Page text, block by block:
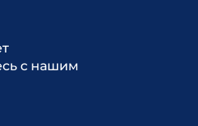
с нашим